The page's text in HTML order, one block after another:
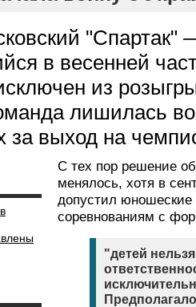
в весенней
из
лишилась
за выход на
С тех пор решение
менялось, хотя в
допустил
соревнованиям с
"детей